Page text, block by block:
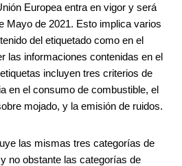
Europea entra en vigor y será
Mayo de 2021. Esto implica varios
del etiquetado como en el
las informaciones contenidas en el
incluyen tres criterios de
en el consumo de combustible, el
mojado, y la emisión de ruidos.
las mismas tres categorías de
no obstante las categorías de